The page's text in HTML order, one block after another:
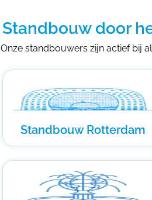
Standbouw door
Onze standbouwers zijn actief bij
Standbouw Rotterdam